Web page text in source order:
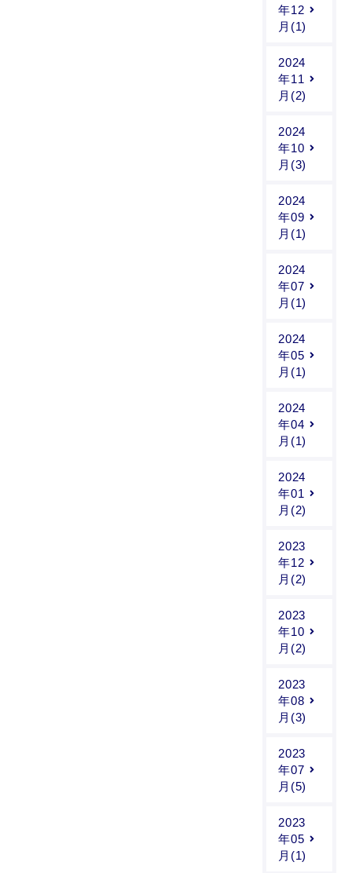
年12
月(1)
2024
年11
月(2)
2024
年10
月(3)
2024
年09
月(1)
2024
年07
月(1)
2024
年05
月(1)
2024
年04
月(1)
2024
年01
月(2)
2023
年12
月(2)
2023
年10
月(2)
2023
年08
月(3)
2023
年07
月(5)
2023
年05
月(1)